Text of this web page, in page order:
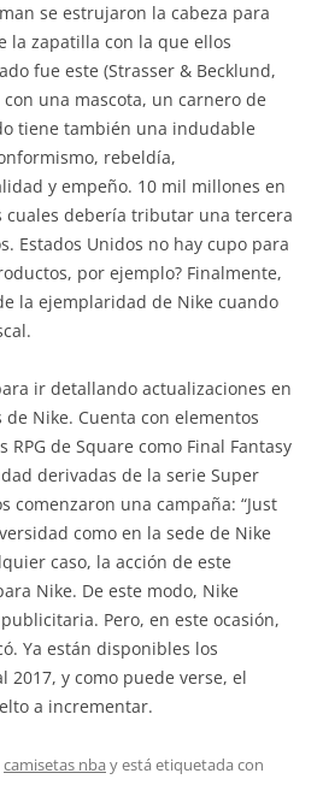
se estrujaron la cabeza para
la zapatilla con la que ellos
fue este (Strasser & Becklund,
con una mascota, un carnero de
tiene también una indudable
rebeldía,
y empeño. 10 mil millones en
cuales debería tributar una tercera
Estados Unidos no hay cupo para
por ejemplo? Finalmente,
la ejemplaridad de Nike cuando
ir detallando actualizaciones en
Nike. Cuenta con elementos
de Square como Final Fantasy
derivadas de la serie Super
comenzaron una campaña: “Just
como en la sede de Nike
caso, la acción de este
Nike. De este modo, Nike
Pero, en este ocasión,
Ya están disponibles los
2017, y como puede verse, el
a incrementar.
camisetas nba y está etiquetada con